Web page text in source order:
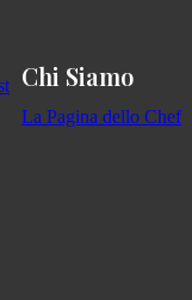
Chi Siamo
La Pagina dello Chef